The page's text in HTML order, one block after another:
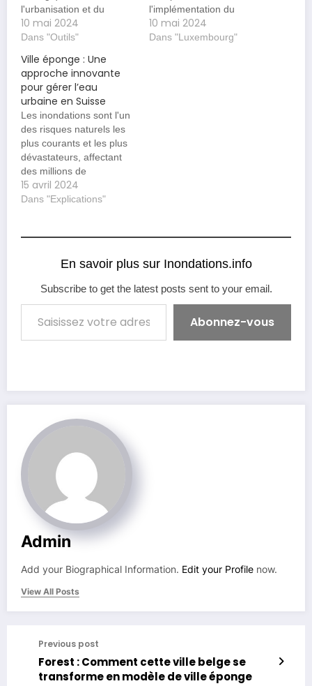
l'urbanisation et du
changement climatique.
Ces villes, qui intègrent
naturelles pour gérer les
eaux pluviales, visent à
réduire les inondations,
purifier l'eau et
augmenter les espaces
verts urbains. Qu'est-ce
qu'une ville éponge ?
Une ville éponge…
10 mai 2024
Dans "Outils"
l'implémentation du
concept innovant de villes
éponges. Cette initiative
10 mai 2024
Dans "Luxembourg"
Ville éponge : Une
approche innovante
pour gérer l’eau
urbaine en Suisse
Les inondations sont l'un
des risques naturels les
plus courants et les plus
dévastateurs, affectant
des millions de
personnes à travers le
monde chaque année. En
les inondations sont une
en raison de leur impact
potentiel sur les
populations, l'économie
15 avril 2024
Dans "Explications"
En savoir plus sur Inondations.info
Subscribe to get the latest posts sent to your email.
Saisissez votre adresse e-mail…
Abonnez-vous
Admin
Add your Biographical Information. Edit your Profile now.
View All Posts
Previous post
Forest : Comment cette ville belge se
transforme en modèle de ville éponge